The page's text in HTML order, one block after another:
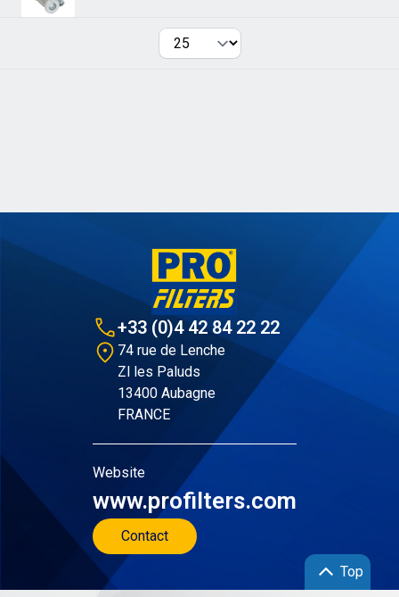
+33 (0)4 42 84 22 22
74 rue de Lenche
Zl les Paluds
13400 Aubagne
FRANCE
Website
www.profilters.com
Contact
Top